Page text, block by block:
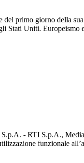
del primo giorno della
Stati Uniti. Europeismo
- RTI S.p.A.,
funzionale